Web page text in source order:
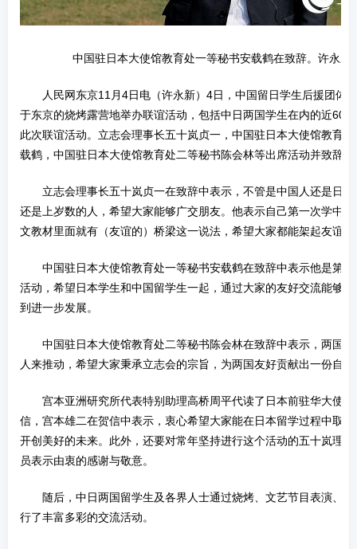
中国驻日本大使馆教育处一等秘书安载鹤在致辞。许永新
人民网东京11月4日电（许永新）4日，中国留日学生后援团体“
于东京的烧烤露营地举办联谊活动，包括中日两国学生在内的近60
此次联谊活动。立志会理事长五十岚贞一，中国驻日本大使馆教育
载鹤，中国驻日本大使馆教育处二等秘书陈会林等出席活动并致辞。
立志会理事长五十岚贞一在致辞中表示，不管是中国人还是日
还是上岁数的人，希望大家能够广交朋友。他表示自己第一次学中
文教材里面就有（友谊的）桥梁这一说法，希望大家都能架起友谊
中国驻日本大使馆教育处一等秘书安载鹤在致辞中表示他是第
活动，希望日本学生和中国留学生一起，通过大家的友好交流能够
到进一步发展。
中国驻日本大使馆教育处二等秘书陈会林在致辞中表示，两国
人来推动，希望大家秉承立志会的宗旨，为两国友好贡献出一份自
宫本亚洲研究所代表特别助理高桥周平代读了日本前驻华大使
信，宫本雄二在贺信中表示，衷心希望大家能在日本留学过程中取
开创美好的未来。此外，还要对常年坚持进行这个活动的五十岚理
员表示由衷的感谢与敬意。
随后，中日两国留学生及各界人士通过烧烤、文艺节目表演、
行了丰富多彩的交流活动。